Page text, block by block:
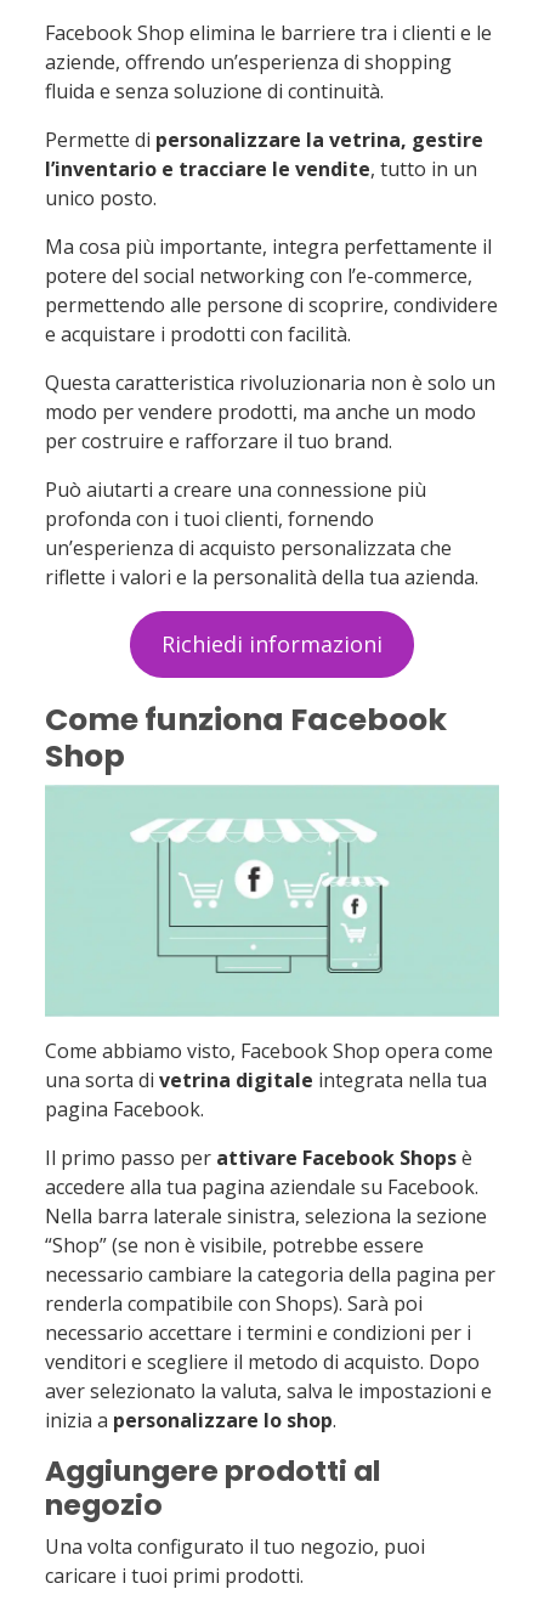
Facebook Shop elimina le barriere tra i clienti e le
aziende, offrendo un’esperienza di shopping
fluida e senza soluzione di continuità.
Permette di personalizzare la vetrina, gestire
l’inventario e tracciare le vendite, tutto in un
unico posto.
Ma cosa più importante, integra perfettamente il
potere del social networking con l’e-commerce,
permettendo alle persone di scoprire, condividere
e acquistare i prodotti con facilità.
Questa caratteristica rivoluzionaria non è solo un
modo per vendere prodotti, ma anche un modo
per costruire e rafforzare il tuo brand.
Può aiutarti a creare una connessione più
profonda con i tuoi clienti, fornendo
un’esperienza di acquisto personalizzata che
riflette i valori e la personalità della tua azienda.
Richiedi informazioni
Come funziona Facebook
Shop
Come abbiamo visto, Facebook Shop opera come
una sorta di vetrina digitale integrata nella tua
pagina Facebook.
Il primo passo per attivare Facebook Shopsè
accedere alla tua pagina aziendale su Facebook.
Nella barra laterale sinistra, seleziona la sezione
“Shop” (se non è visibile, potrebbe essere
necessario cambiare la categoria della pagina per
renderla compatibile con Shops). Sarà poi
necessario accettare i termini e condizioni per i
venditori e scegliere il metodo di acquisto. Dopo
aver selezionato la valuta, salva le impostazioni e
inizia a personalizzare lo shop.
Aggiungere prodotti al
negozio
Una volta configurato il tuo negozio, puoi
caricare i tuoi primi prodotti.